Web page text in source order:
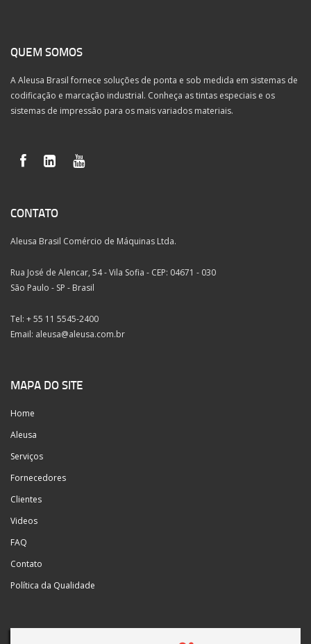
QUEM SOMOS
A Aleusa Brasil fornece soluções de ponta e sob medida em sistemas de
codificação e marcação industrial. Conheça as tintas especiais e os
sistemas de impressão para os mais variados materiais.
CONTATO
Aleusa Brasil Comércio de Máquinas Ltda.
Rua José de Alencar, 54 - Vila Sofia - CEP: 04671 - 030
São Paulo - SP - Brasil
Tel: + 55 11 5545-2400
Email: aleusa@aleusa.com.br
MAPA DO SITE
Home
Aleusa
Serviços
Fornecedores
Clientes
Videos
FAQ
Contato
Política da Qualidade